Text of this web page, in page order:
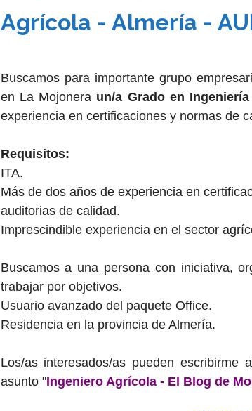
Agrícola - Almería -
Buscamos para importante grupo
en La Mojonera un/a Grado en
experiencia en certificaciones y normas de
Requisitos:
ITA.
Más de dos años de experiencia en
auditorias de calidad.
Imprescindible experiencia en el sector
Buscamos a una persona con iniciativa,
trabajar por objetivos.
Usuario avanzado del paquete Office.
Residencia en la provincia de Almería.
Los/as interesados/as pueden escribirme
asunto "Ingeniero Agrícola - El Blog de